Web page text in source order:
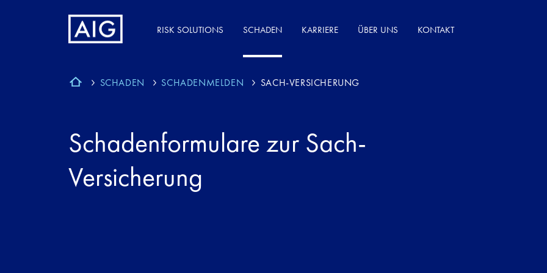
RISK SOLUTIONS SCHADEN KARRIERE ÜBER UNS KONTAKT
SCHADEN SCHADENMELDEN SACH-VERSICHERUNG
Schadenformulare zur Sach-
Versicherung